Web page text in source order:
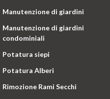
Manutenzione di giardini
Manutenzione di giardini
condominiali
Potatura siepi
Potatura Alberi
Rimozione Rami Secchi